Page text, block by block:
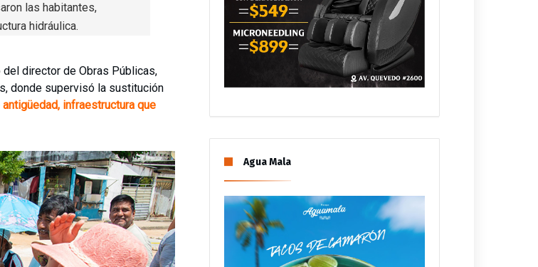
las habitantes,
hidráulica.
del director de Obras Públicas,
donde supervisó la sustitución
infraestructura que
Agua Mala